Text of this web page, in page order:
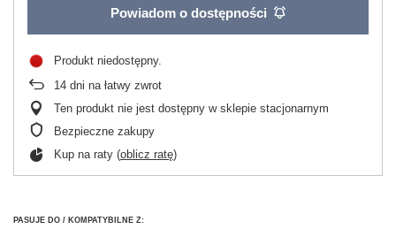
Powiadom o dostępności
Produkt niedostępny
14 dni na łatwy zwrot
Ten produkt nie jest dostępny w sklepie stacjonarnym
Bezpieczne zakupy
Kup na raty (oblicz ratę)
PASUJE DO / KOMPATYBILNE Z: